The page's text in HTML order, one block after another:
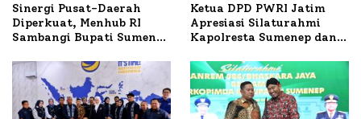
Sinergi Pusat-Daerah
Diperkuat, Menhub RI
Sambangi Bupati Sumenep
Mutiara Sentosa II
Ketua DPD PWRI Jatim
Apresiasi Silaturahmi
Kapolresta Sumenep dan
Ideal Polri-Pers